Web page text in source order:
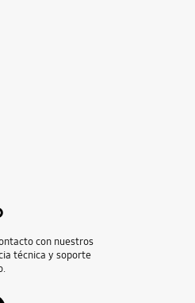
con nuestros
técnica y soporte